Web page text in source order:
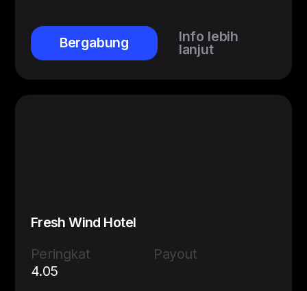
Bergabung Info lebih
lanjut
Fresh Wind Hotel
Peringkat
4.05
Payout